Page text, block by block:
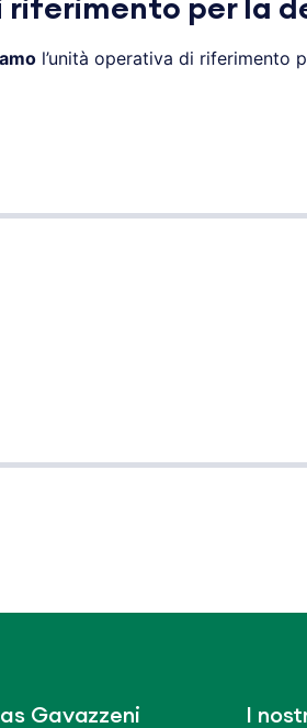
riferimento per la
l’unità operativa di riferimento
Gavazzeni I